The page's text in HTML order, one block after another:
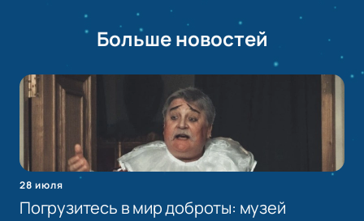
Больше новостей
28 июля
Погрузитесь в мир доброты: музей